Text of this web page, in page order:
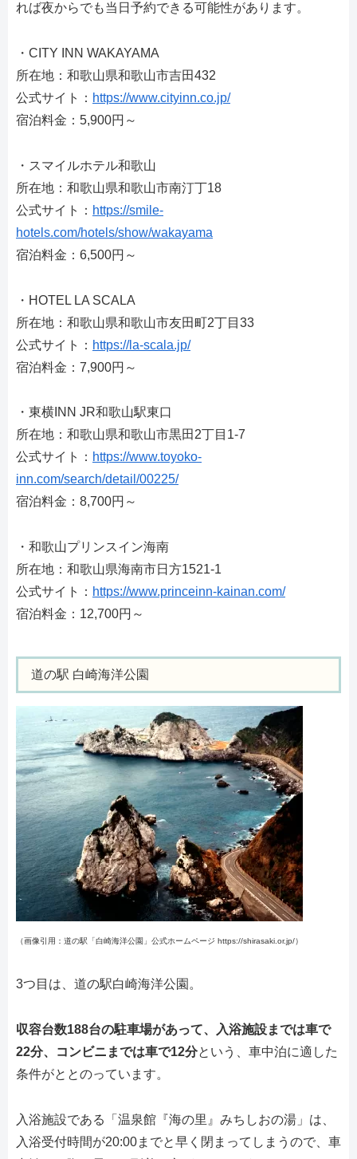
れば夜からでも当日予約できる可能性があります。
・CITY INN WAKAYAMA
所在地：和歌山県和歌山市吉田432
公式サイト： https://www.cityinn.co.jp/
宿泊料金：5,900円～
・スマイルホテル和歌山
所在地：和歌山県和歌山市南汀丁18
公式サイト： https://smile-
hotels.com/hotels/show/wakayama
宿泊料金：6,500円～
・HOTEL LA SCALA
所在地：和歌山県和歌山市友田町2丁目33
公式サイト： https://la-scala.jp/
宿泊料金：7,900円～
・東横INN JR和歌山駅東口
所在地：和歌山県和歌山市黒田2丁目1-7
公式サイト： https://www.toyoko-
inn.com/search/detail/00225/
宿泊料金：8,700円～
・和歌山プリンスイン海南
所在地：和歌山県海南市日方1521-1
公式サイト： https://www.princeinn-kainan.com/
宿泊料金：12,700円～
道の駅 白崎海洋公園
（画像引用：道の駅「白崎海洋公園」公式ホームページ https://shirasaki.or.jp/）
3つ目は、道の駅白崎海洋公園。
収容台数188台の駐車場があって、入浴施設までは車で
22分、コンビニまでは車で12分という、車中泊に適した
条件がととのっています。
入浴施設である「温泉館『海の里』みちしおの湯」は、
入浴受付時間が20:00までと早く閉まってしまうので、車